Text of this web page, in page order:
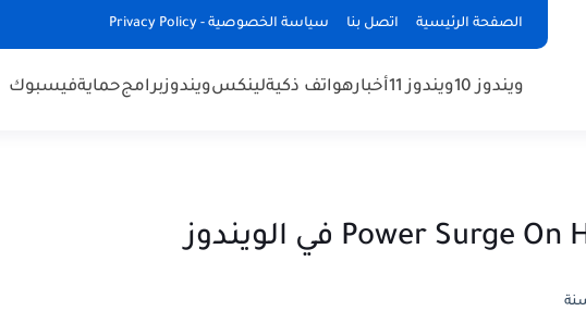
الصفحة الرئيسية اتصل بنا سياسة الخصوصية - Privacy Policy
ويندوز 10 ويندوز 11 أخبارهواتف ذكيةلينكسويندوزبرامجحمايةفيسبوك